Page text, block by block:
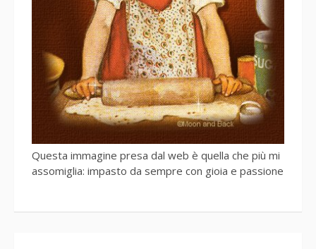
Questa immagine presa dal web è quella che più mi
assomiglia: impasto da sempre con gioia e passione